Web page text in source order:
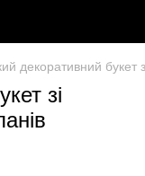
декоративний букет
зі